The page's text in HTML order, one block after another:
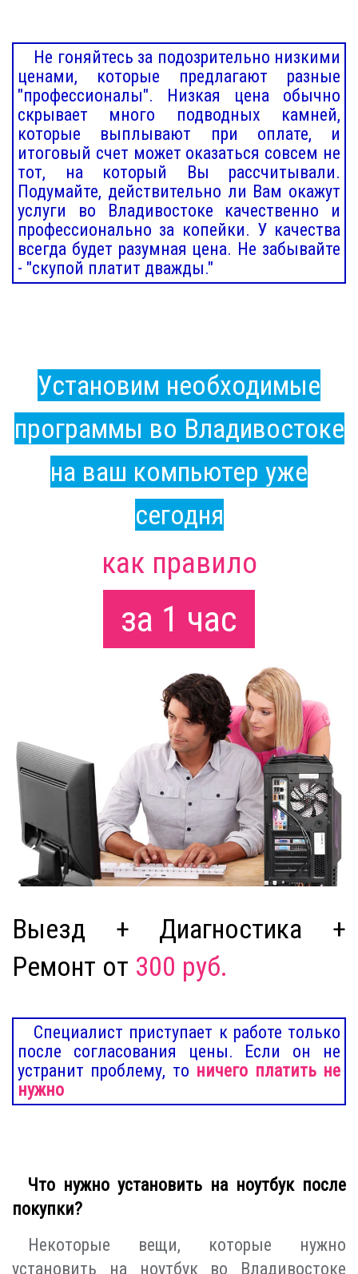
Не гоняйтесь за подозрительно низкими
ценами, которые предлагают разные
"профессионалы". Низкая цена обычно
скрывает много подводных камней,
которые выплывают при оплате, и
итоговый счет может оказаться совсем не
тот, на который Вы рассчитывали.
Подумайте, действительно ли Вам окажут
услуги во Владивостоке качественно и
профессионально за копейки. У качества
всегда будет разумная цена. Не забывайте
- "скупой платит дважды."
Установим необходимые
программы во Владивостоке
на ваш компьютер уже
сегодня
как правило
за 1 час
Выезд + Диагностика +
Ремонт от 300 руб.
Специалист приступает к работе только
после согласования цены. Если он не
устранит проблему, то ничего платить не
нужно
Что нужно установить на ноутбук после
покупки?
Некоторые вещи, которые нужно
установить на ноутбук во Владивостоке